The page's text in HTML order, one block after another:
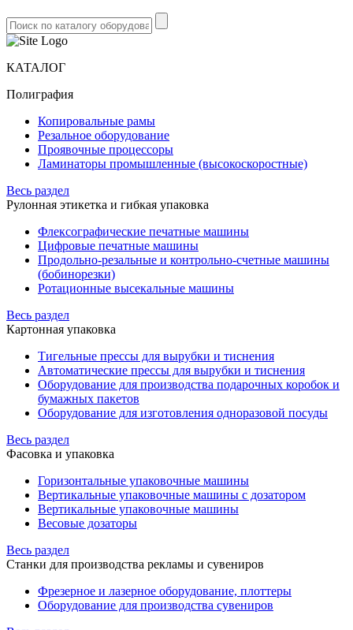
КАТАЛОГ
Полиграфия
Копировальные рамы
Резальное оборудование
Проявочные процессоры
Ламинаторы промышленные (высокоскоростные)
Весь раздел
Рулонная этикетка и гибкая упаковка
Флексографические печатные машины
Цифровые печатные машины
Продольно-резальные и контрольно-счетные машины
(бобинорезки)
Ротационные высекальные машины
Весь раздел
Картонная упаковка
Тигельные прессы для вырубки и тиснения
Автоматические прессы для вырубки и тиснения
Оборудование для производства подарочных коробок и
бумажных пакетов
Оборудование для изготовления одноразовой посуды
Весь раздел
Фасовка и упаковка
Горизонтальные упаковочные машины
Вертикальные упаковочные машины с дозатором
Вертикальные упаковочные машины
Весовые дозаторы
Весь раздел
Станки для производства рекламы и сувениров
Фрезерное и лазерное оборудование, плоттеры
Оборудование для производства сувениров